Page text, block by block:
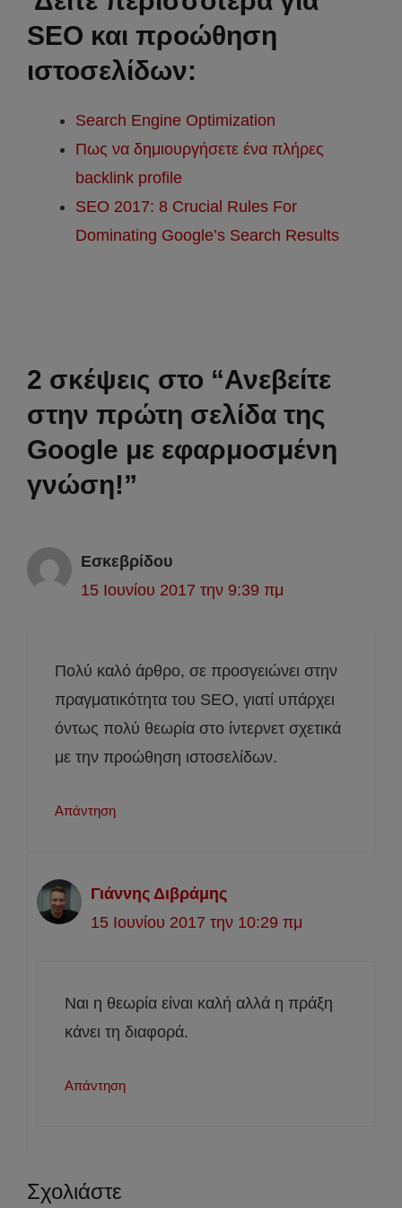
SEO και προώθηση
ιστοσελίδων:
Search Engine Optimization
Πως να δημιουργήσετε ένα πλήρες
backlink profile
SEO 2017: 8 Crucial Rules For
Dominating Google’s Search Results
2 σκέψεις στο “Ανεβείτε
στην πρώτη σελίδα της
Google με εφαρμοσμένη
γνώση!”
Εσκεβρίδου
15 Ιουνίου 2017 την 9:39 πμ
Πολύ καλό άρθρο, σε προσγειώνει στην
πραγματικότητα του SEO, γιατί υπάρχει
όντως πολύ θεωρία στο ίντερνετ σχετικά
με την προώθηση ιστοσελίδων.
Απάντηση
Γιάννης Διβράμης
15 Ιουνίου 2017 την 10:29 πμ
Ναι η θεωρία είναι καλή αλλά η πράξη
κάνει τη διαφορά.
Απάντηση
Σχολιάστε